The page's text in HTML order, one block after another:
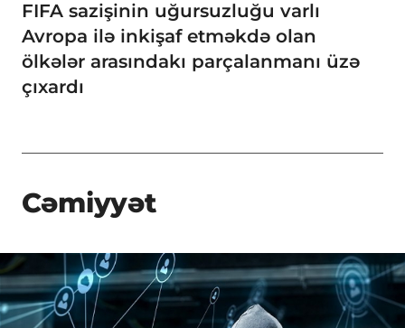
FIFA sazişinin uğursuzluğu varlı
Avropa ilə inkişaf etməkdə olan
ölkələr arasındakı parçalanmanı üzə
çıxardı
Cəmiyyət